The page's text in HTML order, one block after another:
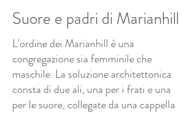
Suore e padri di Marianhill
L'ordine dei Marianhill è una
congregazione sia femminile che
maschile. La soluzione architettonica
consta di due ali, una per i frati e una
per le suore, collegate da una cappella